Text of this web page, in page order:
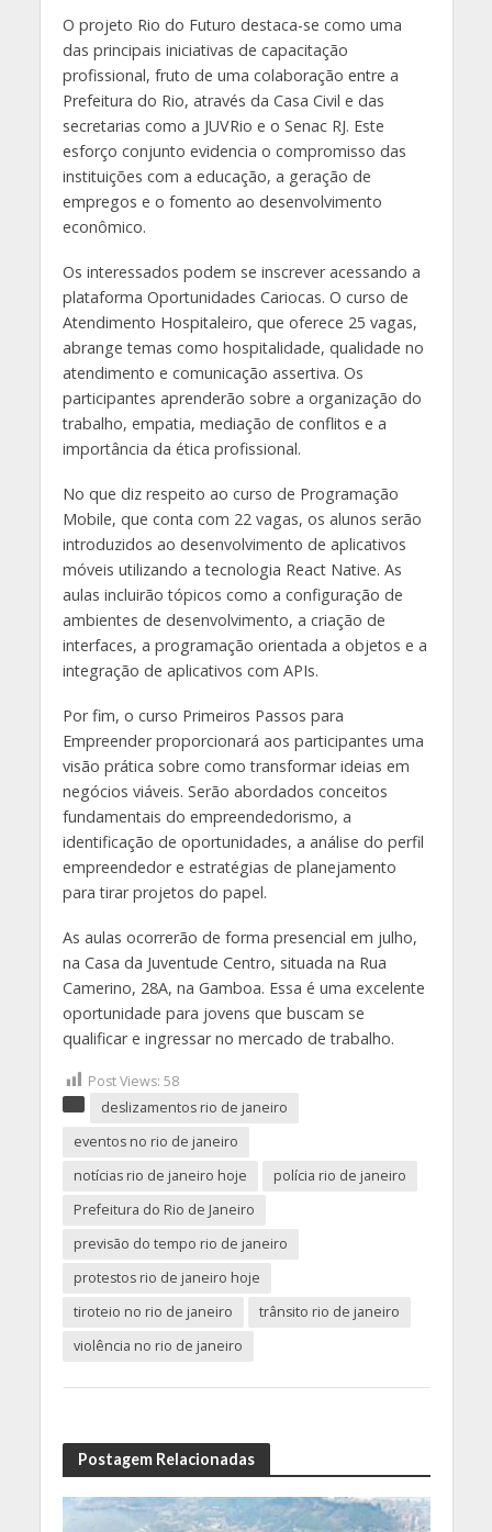
O projeto Rio do Futuro destaca-se como uma
das principais iniciativas de capacitação
profissional, fruto de uma colaboração entre a
Prefeitura do Rio, através da Casa Civil e das
secretarias como a JUVRio e o Senac RJ. Este
esforço conjunto evidencia o compromisso das
instituições com a educação, a geração de
empregos e o fomento ao desenvolvimento
econômico.
Os interessados podem se inscrever acessando a
plataforma Oportunidades Cariocas. O curso de
Atendimento Hospitaleiro, que oferece 25 vagas,
abrange temas como hospitalidade, qualidade no
atendimento e comunicação assertiva. Os
participantes aprenderão sobre a organização do
trabalho, empatia, mediação de conflitos e a
importância da ética profissional.
No que diz respeito ao curso de Programação
Mobile, que conta com 22 vagas, os alunos serão
introduzidos ao desenvolvimento de aplicativos
móveis utilizando a tecnologia React Native. As
aulas incluirão tópicos como a configuração de
ambientes de desenvolvimento, a criação de
interfaces, a programação orientada a objetos e a
integração de aplicativos com APIs.
Por fim, o curso Primeiros Passos para
Empreender proporcionará aos participantes uma
visão prática sobre como transformar ideias em
negócios viáveis. Serão abordados conceitos
fundamentais do empreendedorismo, a
identificação de oportunidades, a análise do perfil
empreendedor e estratégias de planejamento
para tirar projetos do papel.
As aulas ocorrerão de forma presencial em julho,
na Casa da Juventude Centro, situada na Rua
Camerino, 28A, na Gamboa. Essa é uma excelente
oportunidade para jovens que buscam se
qualificar e ingressar no mercado de trabalho.
Post Views: 58
deslizamentos rio de janeiro
eventos no rio de janeiro
notícias rio de janeiro hoje
polícia rio de janeiro
Prefeitura do Rio de Janeiro
previsão do tempo rio de janeiro
protestos rio de janeiro hoje
tiroteio no rio de janeiro
trânsito rio de janeiro
violência no rio de janeiro
Postagem Relacionadas